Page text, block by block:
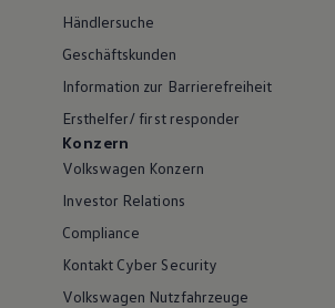
Händlersuche
Geschäftskunden
Information zur Barrierefreiheit
Ersthelfer/ first responder
Konzern
Volkswagen Konzern
Investor Relations
Compliance
Kontakt Cyber Security
Volkswagen Nutzfahrzeuge